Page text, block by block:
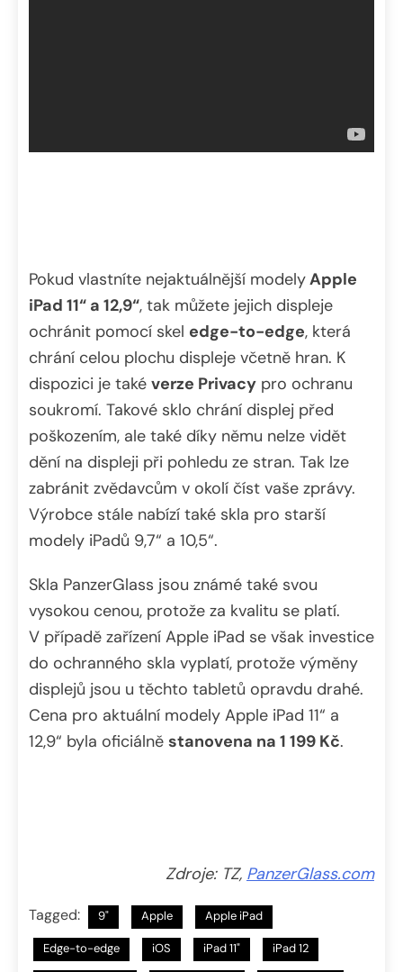
Pokud vlastníte nejaktuálnější modelyApple
iPad 11“ a 12,9“, tak můžete jejich displeje
ochránit pomocí skel edge-to-edge, která
chrání celou plochu displeje včetně hran. K
dispozici je také verze Privacy pro ochranu
soukromí. Takové sklo chrání displej před
poškozením, ale také díky němu nelze vidět
dění na displeji při pohledu ze stran. Tak lze
zabránit zvědavcům v okolí číst vaše zprávy.
Výrobce stále nabízí také skla pro starší
modely iPadů 9,7“ a 10,5“.
Skla PanzerGlass jsou známé také svou
vysokou cenou, protože za kvalitu se platí.
V případě zařízení Apple iPad se však investice
do ochranného skla vyplatí, protože výměny
displejů jsou u těchto tabletů opravdu drahé.
Cena pro aktuální modely Apple iPad 11“ a
12,9“ byla oficiálně stanovena na 1 199 Kč.
Zdroje: TZ, PanzerGlass.com
Tagged: 9" Apple Apple iPad
Edge-to-edge iOS iPad 11" iPad 12